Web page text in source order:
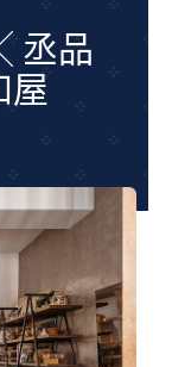
生活美學
夢想旅遊
GCU大賽
丞品
屋